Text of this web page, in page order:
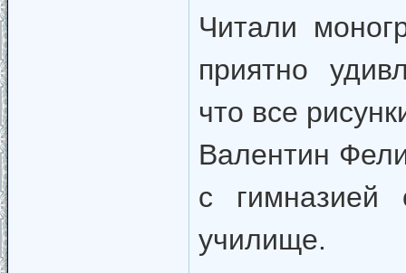
Читали
приятно
что все
Валентин
с гимназией
училище.